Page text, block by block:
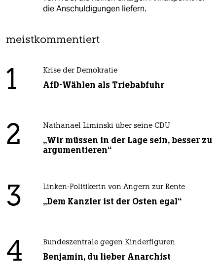
die Anschuldigungen liefern.
meistkommentiert
1 Krise der Demokratie
AfD-Wählen als Triebabfuhr
2 Nathanael Liminski über seine CDU
„Wir müssen in der Lage sein, besser zu
argumentieren“
3 Linken-Politikerin von Angern zur Rente
„Dem Kanzler ist der Osten egal“
4 Bundeszentrale gegen Kinderfiguren
Benjamin, du lieber Anarchist